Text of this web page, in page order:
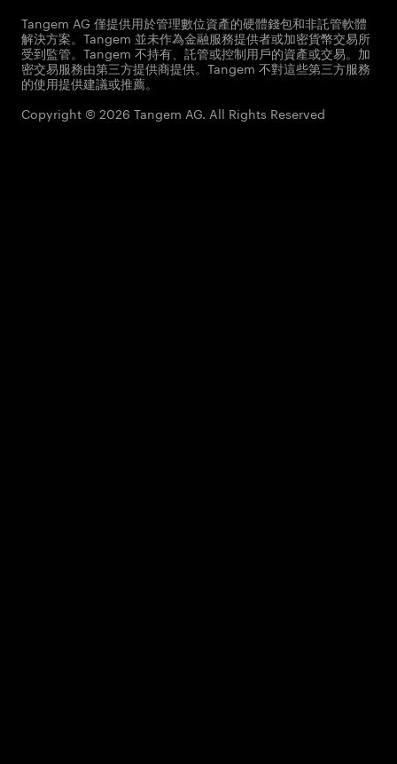
Tangem AG 僅提供用於管理數位資產的硬體錢包和非託管軟體
解決方案。Tangem 並未作為金融服務提供者或加密貨幣交易所
受到監管。Tangem 不持有、託管或控制用戶的資產或交易。加
密交易服務由第三方提供商提供。Tangem 不對這些第三方服務
的使用提供建議或推薦。